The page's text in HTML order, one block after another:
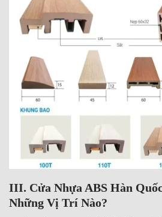
III. Cửa Nhựa ABS Hàn
Những Vị Trí Nào?